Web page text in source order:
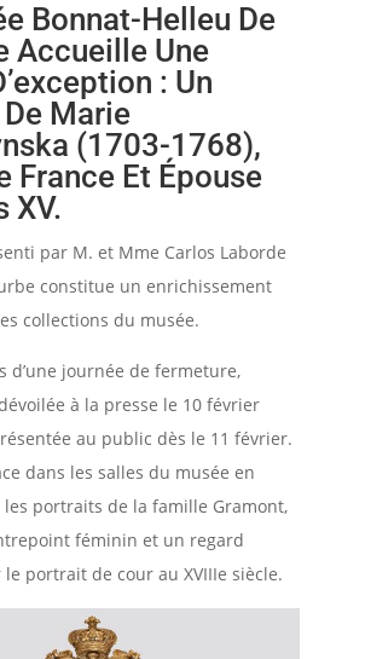
Bonnat-Helleu De
Accueille Une
: Un
Marie
(1703-1768),
France Et Épouse
XV.
par M. et Mme Carlos Laborde
constitue un enrichissement
collections du musée.
d’une journée de fermeture,
à la presse le 10 février
au public dès le 11 février.
dans les salles du musée en
les portraits de la famille Gramont,
féminin et un regard
portrait de cour au XVIIIe siècle.